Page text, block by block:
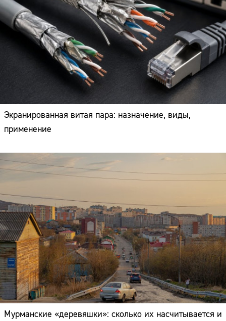
Экранированная витая пара: назначение, виды,
применение
Мурманские «деревяшки»: сколько их насчитывается и